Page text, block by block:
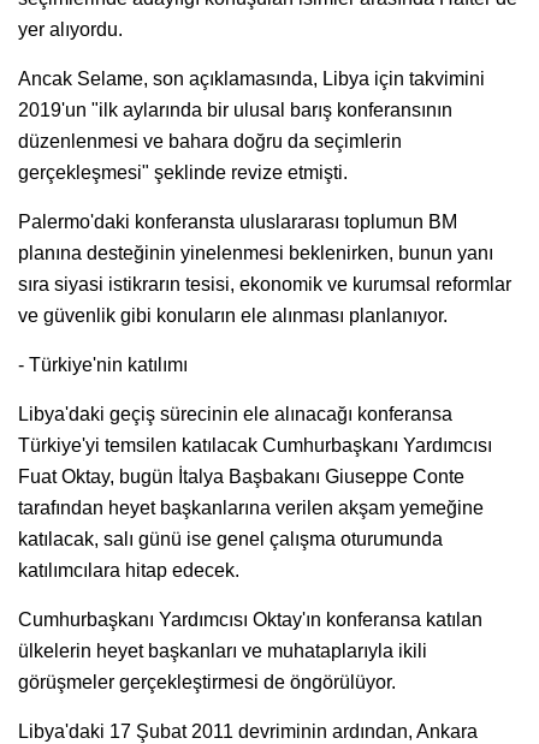
yer alıyordu.
Ancak Selame, son açıklamasında, Libya için takvimini
2019'un "ilk aylarında bir ulusal barış konferansının
düzenlenmesi ve bahara doğru da seçimlerin
gerçekleşmesi" şeklinde revize etmişti.
Palermo'daki konferansta uluslararası toplumun BM
planına desteğinin yinelenmesi beklenirken, bunun yanı
sıra siyasi istikrarın tesisi, ekonomik ve kurumsal reformlar
ve güvenlik gibi konuların ele alınması planlanıyor.
- Türkiye'nin katılımı
Libya'daki geçiş sürecinin ele alınacağı konferansa
Türkiye'yi temsilen katılacak Cumhurbaşkanı Yardımcısı
Fuat Oktay, bugün İtalya Başbakanı Giuseppe Conte
tarafından heyet başkanlarına verilen akşam yemeğine
katılacak, salı günü ise genel çalışma oturumunda
katılımcılara hitap edecek.
Cumhurbaşkanı Yardımcısı Oktay'ın konferansa katılan
ülkelerin heyet başkanları ve muhataplarıyla ikili
görüşmeler gerçekleştirmesi de öngörülüyor.
Libya'daki 17 Şubat 2011 devriminin ardından, Ankara